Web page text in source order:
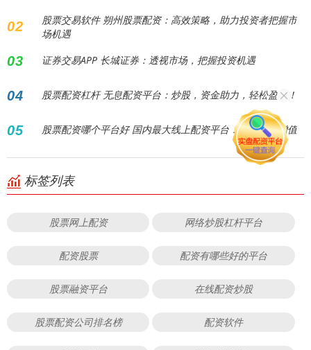
02
股票交易软件 朔州股票配资：高效策略，助力投资者把握市
场机遇
03 证券交易APP 长城证券：透视市场，把握投资机遇
04 股票配资杠杆 无息配资平台：炒股，资金助力，轻松盈利！
05 股票配资哪个平台好 国内最大线上配资平台：助您财富增值
标签列表
股票网上配资 网络炒股杠杆平台
配资股票 配资有哪些好的平台
股票融资平台 在线配资炒股
股票配资公司排名榜 配资软件